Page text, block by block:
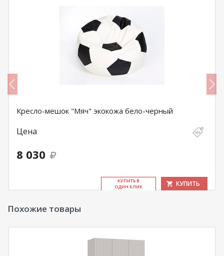
Кресло-мешок "Мяч" экокожа бело-черный
Цена
8 030
КУ­ПИТЬ В
ОДИН КЛИК
КУПИТЬ
Похожие товары